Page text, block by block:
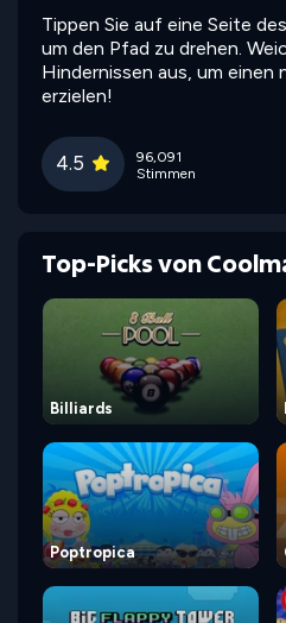
Tippen Sie auf eine Seite
um den Pfad zu drehen.
Hindernissen aus, um einen
erzielen!
4.5
96,091
Stimmen
Top-Picks von
Billiards
Poptropica